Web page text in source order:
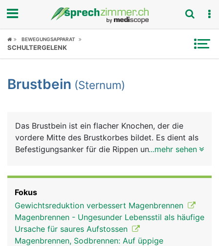
Fokus
Symptome
News
Rubriken
BEWEGUNGSAPPARAT
SCHULTERGELENK
Brustbein (Sternum)
Das Brustbein ist ein flacher Knochen, der die
vordere Mitte des Brustkorbes bildet. Es dient als
Befestigungsanker für die Rippen und für...mehr sehen
Fokus
Gewichtsreduktion verbessert Magenbrennen
Magenbrennen - Ungesunder Lebensstil als häufige
Ursache für saures Aufstossen
Magenbrennen, Sodbrennen: Auf üppige